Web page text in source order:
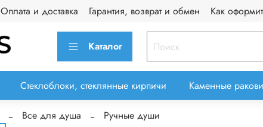
Оплата и доставка Гарантия, возврат и обмен Как
Каталог
Стеклоблоки, стеклянные кирпичи Каменные
Все для душа
Ручные души